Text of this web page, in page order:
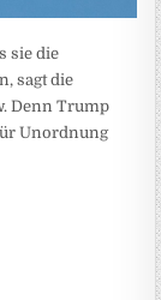
sie die
sagt die
Denn Trump
Unordnung